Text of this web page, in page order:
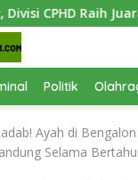
Raih Juara Umum
Politik
Ayah di
Selama